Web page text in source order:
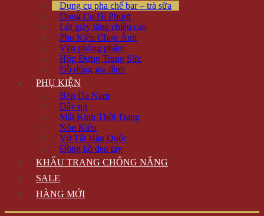
Dụng cụ pha chế bar – trà sữa
Dụng Cụ Đi Phượt
Lót giày tăng chiều cao
Phụ Kiện Chụp Ảnh
Văn phòng phẩm
Hộp Đựng Trang Sức
Đồ dùng gia đình
PHỤ KIỆN
Bóp Da Nam
Dây nịt
Mắt Kính Thời Trang
Nón Kiểu
Vớ Tất Hàn Quốc
Đồng hồ đeo tay
KHẨU TRANG CHỐNG NẮNG
SALE
HÀNG MỚI